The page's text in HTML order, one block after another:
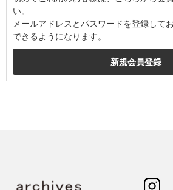
い。
メールアドレスとパスワードを登録して
できるようになります。